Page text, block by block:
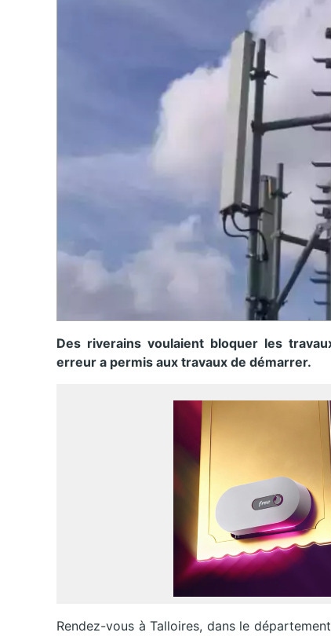
Des riverains voulaient bloquer les
erreur a permis aux travaux de démarrer.
Rendez-vous à Talloires, dans le